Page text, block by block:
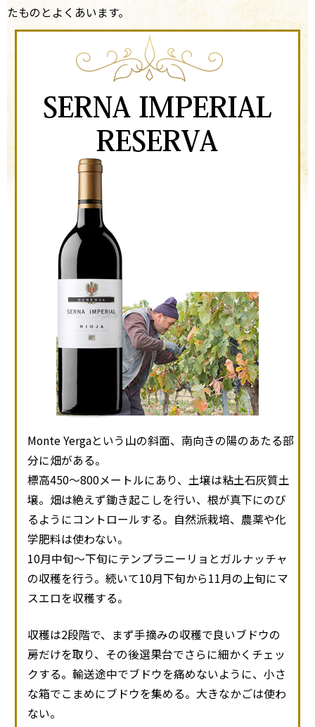
たものとよくあいます。
Monte Yergaという山の斜面、南向きの陽のあたる部
分に畑がある。
標高450～800メートルにあり、土壌は粘土石灰質土
壌。畑は絶えず鋤き起こしを行い、根が真下にのび
るようにコントロールする。自然派栽培、農薬や化
学肥料は使わない。
10月中旬～下旬にテンプラニーリョとガルナッチャ
の収穫を行う。続いて10月下旬から11月の上旬にマ
スエロを収穫する。
収穫は2段階で、まず手摘みの収穫で良いブドウの
房だけを取り、その後選果台でさらに細かくチェッ
クする。輸送途中でブドウを痛めないように、小さ
な箱でこまめにブドウを集める。大きなかごは使わ
ない。